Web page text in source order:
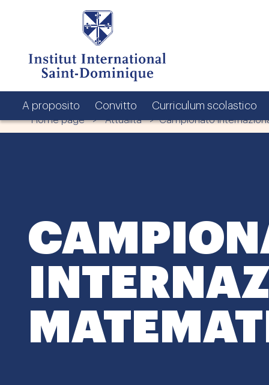
A proposito Convitto Curriculum scolastico
Home page > Attualità > Campionato